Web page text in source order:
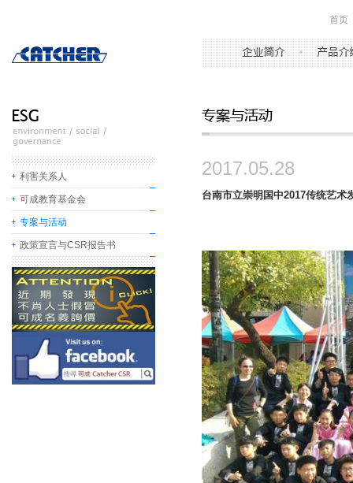
利害关系人
可成教育基金会
专案与活动
政策宣言与CSR报告书
2017.05.28
台南市立崇明国中2017传统艺术
首页